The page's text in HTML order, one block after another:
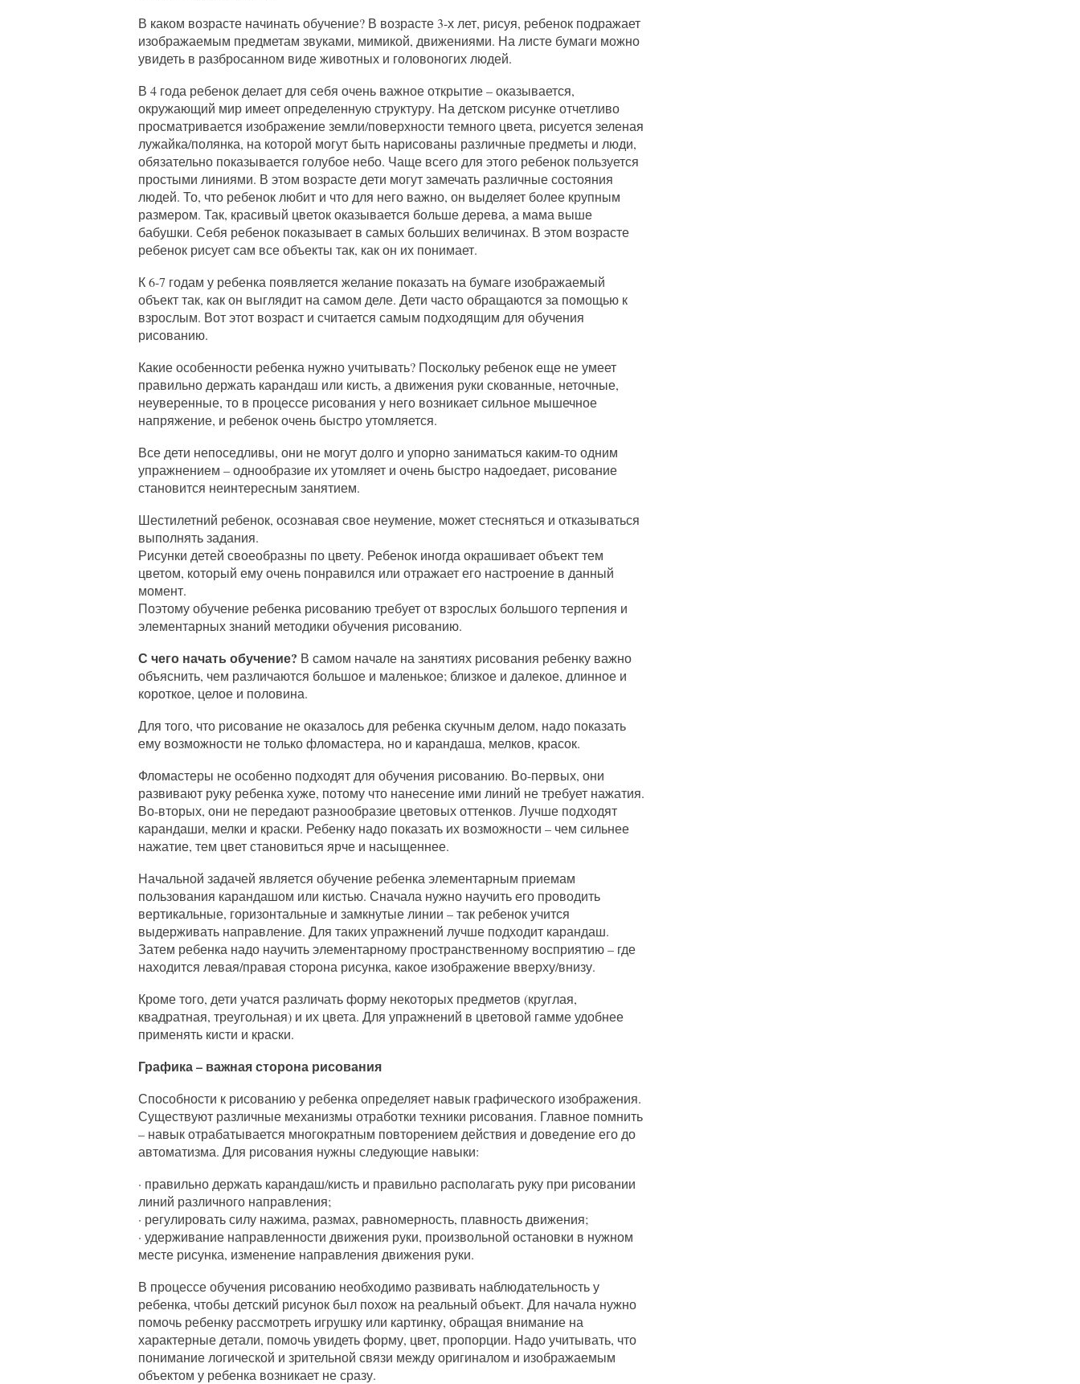
В каком возрасте начинать обучение? В возрасте 3-х лет, рисуя, ребенок подражает
изображаемым предметам звуками, мимикой, движениями. На листе бумаги можно
увидеть в разбросанном виде животных и головоногих людей.
В 4 года ребенок делает для себя очень важное открытие – оказывается,
окружающий мир имеет определенную структуру. На детском рисунке отчетливо
просматривается изображение земли/поверхности темного цвета, рисуется зеленая
лужайка/полянка, на которой могут быть нарисованы различные предметы и люди,
обязательно показывается голубое небо. Чаще всего для этого ребенок пользуется
простыми линиями. В этом возрасте дети могут замечать различные состояния
людей. То, что ребенок любит и что для него важно, он выделяет более крупным
размером. Так, красивый цветок оказывается больше дерева, а мама выше
бабушки. Себя ребенок показывает в самых больших величинах. В этом возрасте
ребенок рисует сам все объекты так, как он их понимает.
К 6-7 годам у ребенка появляется желание показать на бумаге изображаемый
объект так, как он выглядит на самом деле. Дети часто обращаются за помощью к
взрослым. Вот этот возраст и считается самым подходящим для обучения
рисованию.
Какие особенности ребенка нужно учитывать? Поскольку ребенок еще не умеет
правильно держать карандаш или кисть, а движения руки скованные, неточные,
неуверенные, то в процессе рисования у него возникает сильное мышечное
напряжение, и ребенок очень быстро утомляется.
Все дети непоседливы, они не могут долго и упорно заниматься каким-то одним
упражнением – однообразие их утомляет и очень быстро надоедает, рисование
становится неинтересным занятием.
Шестилетний ребенок, осознавая свое неумение, может стесняться и отказываться
выполнять задания.
Рисунки детей своеобразны по цвету. Ребенок иногда окрашивает объект тем
цветом, который ему очень понравился или отражает его настроение в данный
момент.
Поэтому обучение ребенка рисованию требует от взрослых большого терпения и
элементарных знаний методики обучения рисованию.
С чего начать обучение? В самом начале на занятиях рисования ребенку важно
объяснить, чем различаются большое и маленькое; близкое и далекое, длинное и
короткое, целое и половина.
Для того, что рисование не оказалось для ребенка скучным делом, надо показать
ему возможности не только фломастера, но и карандаша, мелков, красок.
Фломастеры не особенно подходят для обучения рисованию. Во-первых, они
развивают руку ребенка хуже, потому что нанесение ими линий не требует нажатия.
Во-вторых, они не передают разнообразие цветовых оттенков. Лучше подходят
карандаши, мелки и краски. Ребенку надо показать их возможности – чем сильнее
нажатие, тем цвет становиться ярче и насыщеннее.
Начальной задачей является обучение ребенка элементарным приемам
пользования карандашом или кистью. Сначала нужно научить его проводить
вертикальные, горизонтальные и замкнутые линии – так ребенок учится
выдерживать направление. Для таких упражнений лучше подходит карандаш.
Затем ребенка надо научить элементарному пространственному восприятию – где
находится левая/правая сторона рисунка, какое изображение вверху/внизу.
Кроме того, дети учатся различать форму некоторых предметов (круглая,
квадратная, треугольная) и их цвета. Для упражнений в цветовой гамме удобнее
применять кисти и краски.
Графика – важная сторона рисования
Способности к рисованию у ребенка определяет навык графического изображения.
Существуют различные механизмы отработки техники рисования. Главное помнить
– навык отрабатывается многократным повторением действия и доведение его до
автоматизма. Для рисования нужны следующие навыки:
· правильно держать карандаш/кисть и правильно располагать руку при рисовании
линий различного направления;
· регулировать силу нажима, размах, равномерность, плавность движения;
· удерживание направленности движения руки, произвольной остановки в нужном
месте рисунка, изменение направления движения руки.
В процессе обучения рисованию необходимо развивать наблюдательность у
ребенка, чтобы детский рисунок был похож на реальный объект. Для начала нужно
помочь ребенку рассмотреть игрушку или картинку, обращая внимание на
характерные детали, помочь увидеть форму, цвет, пропорции. Надо учитывать, что
понимание логической и зрительной связи между оригиналом и изображаемым
объектом у ребенка возникает не сразу.